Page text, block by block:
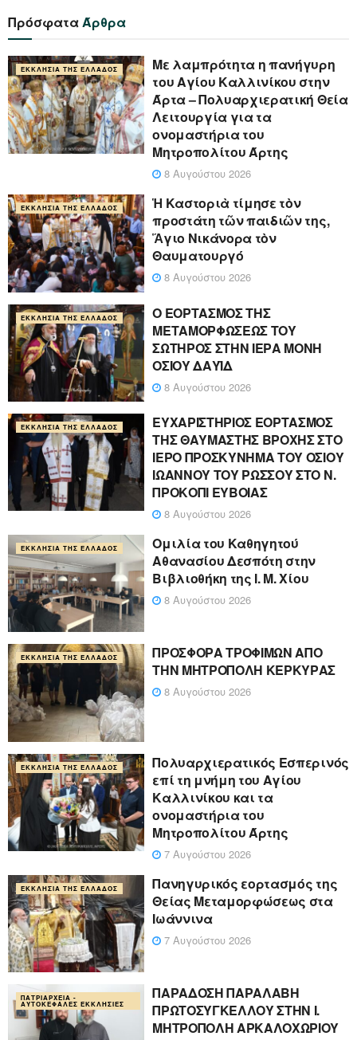
ΠρόσφαταΆρθρα
ΕΚΚΛΗΣΊΑ ΤΗΣ ΕΛΛΆΔΟΣ
Με λαμπρότητα η πανήγυρη
του Αγίου Καλλινίκου στην
Άρτα – Πολυαρχιερατική Θεία
Λειτουργία για τα
ονομαστήρια του
Μητροπολίτου Άρτης
8 Αυγούστου 2026
ΕΚΚΛΗΣΊΑ ΤΗΣ ΕΛΛΆΔΟΣ
Ἡ Καστοριὰ τίμησε τὸν
προστάτη τῶν παιδιῶν της,
Ἅγιο Νικάνορα τὸν
Θαυματουργό
8 Αυγούστου 2026
ΕΚΚΛΗΣΊΑ ΤΗΣ ΕΛΛΆΔΟΣ
Ο ΕΟΡΤΑΣΜΟΣ ΤΗΣ
ΜΕΤΑΜΟΡΦΩΣΕΩΣ ΤΟΥ
ΣΩΤΗΡΟΣ ΣΤΗΝ ΙΕΡΑ ΜΟΝΗ
ΟΣΙΟΥ ΔΑΥΪΔ
8 Αυγούστου 2026
ΕΚΚΛΗΣΊΑ ΤΗΣ ΕΛΛΆΔΟΣ
ΕΥΧΑΡΙΣΤΗΡΙΟΣ ΕΟΡΤΑΣΜΟΣ
ΤΗΣ ΘΑΥΜΑΣΤΗΣ ΒΡΟΧΗΣ ΣΤΟ
ΙΕΡΟ ΠΡΟΣΚΥΝΗΜΑ ΤΟΥ ΟΣΙΟΥ
ΙΩΑΝΝΟΥ ΤΟΥ ΡΩΣΣΟΥ ΣΤΟ Ν.
ΠΡΟΚΟΠΙ ΕΥΒΟΙΑΣ
8 Αυγούστου 2026
ΕΚΚΛΗΣΊΑ ΤΗΣ ΕΛΛΆΔΟΣ
Ομιλία του Καθηγητού
Αθανασίου Δεσπότη στην
Βιβλιοθήκη της Ι. Μ. Χίου
8 Αυγούστου 2026
ΕΚΚΛΗΣΊΑ ΤΗΣ ΕΛΛΆΔΟΣ
ΠΡΟΣΦΟΡΑ ΤΡΟΦΙΜΩΝ ΑΠΟ
ΤΗΝ ΜΗΤΡΟΠΟΛΗ ΚΕΡΚΥΡΑΣ
8 Αυγούστου 2026
ΕΚΚΛΗΣΊΑ ΤΗΣ ΕΛΛΆΔΟΣ
Πολυαρχιερατικός Εσπερινός
επί τη μνήμη του Αγίου
Καλλινίκου και τα
ονομαστήρια του
Μητροπολίτου Άρτης
7 Αυγούστου 2026
ΕΚΚΛΗΣΊΑ ΤΗΣ ΕΛΛΆΔΟΣ
Πανηγυρικός εορτασμός της
Θείας Μεταμορφώσεως στα
Ιωάννινα
7 Αυγούστου 2026
ΠΑΤΡΙΑΡΧΕΊΑ -
ΑΥΤΟΚΈΦΑΛΕΣ ΕΚΚΛΗΣΊΕΣ
ΠΑΡΑΔΟΣΗ ΠΑΡΑΛΑΒΗ
ΠΡΩΤΟΣΥΓΚΕΛΛΟΥ ΣΤΗΝ Ι.
ΜΗΤΡΟΠΟΛΗ ΑΡΚΑΛΟΧΩΡΙΟΥ